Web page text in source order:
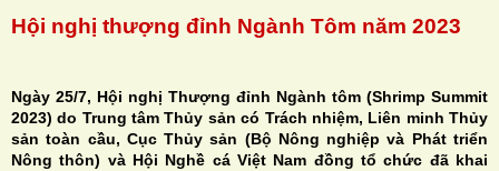
Hội nghị thượng đỉnh Ngành Tôm năm 2023
Ngày 25/7, Hội nghị Thượng đỉnh Ngành tôm (Shrimp Summit
2023) do Trung tâm Thủy sản có Trách nhiệm, Liên minh Thủy
sản toàn cầu, Cục Thủy sản (Bộ Nông nghiệp và Phát triển
Nông thôn) và Hội Nghề cá Việt Nam đồng tổ chức đã khai